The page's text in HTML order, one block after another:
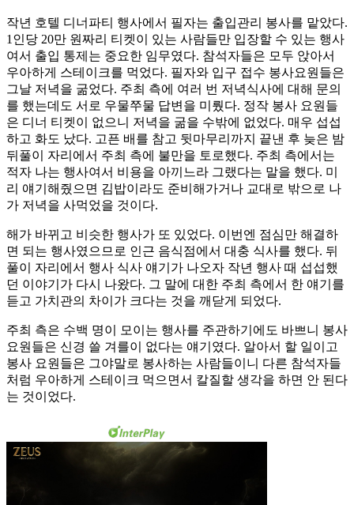
작년 호텔 디너파티 행사에서 필자는 출입관리 봉사를 맡았다.
1인당 20만 원짜리 티켓이 있는 사람들만 입장할 수 있는 행사
여서 출입 통제는 중요한 임무였다. 참석자들은 모두 앉아서
우아하게 스테이크를 먹었다. 필자와 입구 접수 봉사요원들은
그날 저녁을 굶었다. 주최 측에 여러 번 저녁식사에 대해 문의
를 했는데도 서로 우물쭈물 답변을 미뤘다. 정작 봉사 요원들
은 디너 티켓이 없으니 저녁을 굶을 수밖에 없었다. 매우 섭섭
하고 화도 났다. 고픈 배를 참고 뒷마무리까지 끝낸 후 늦은 밤
뒤풀이 자리에서 주최 측에 불만을 토로했다. 주최 측에서는
적자 나는 행사여서 비용을 아끼느라 그랬다는 말을 했다. 미
리 얘기해줬으면 김밥이라도 준비해가거나 교대로 밖으로 나
가 저녁을 사먹었을 것이다.
해가 바뀌고 비슷한 행사가 또 있었다. 이번엔 점심만 해결하
면 되는 행사였으므로 인근 음식점에서 대충 식사를 했다. 뒤
풀이 자리에서 행사 식사 얘기가 나오자 작년 행사 때 섭섭했
던 이야기가 다시 나왔다. 그 말에 대한 주최 측에서 한 얘기를
듣고 가치관의 차이가 크다는 것을 깨닫게 되었다.
주최 측은 수백 명이 모이는 행사를 주관하기에도 바쁘니 봉사
요원들은 신경 쓸 겨를이 없다는 얘기였다. 알아서 할 일이고
봉사 요원들은 그야말로 봉사하는 사람들이니 다른 참석자들
처럼 우아하게 스테이크 먹으면서 칼질할 생각을 하면 안 된다
는 것이었다.